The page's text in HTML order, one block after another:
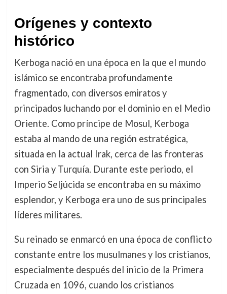
Orígenes y contexto
histórico
Kerboga nació en una época en la que el mundo
islámico se encontraba profundamente
fragmentado, con diversos emiratos y
principados luchando por el dominio en el Medio
Oriente. Como príncipe de Mosul, Kerboga
estaba al mando de una región estratégica,
situada en la actual Irak, cerca de las fronteras
con Siria y Turquía. Durante este periodo, el
Imperio Seljúcida se encontraba en su máximo
esplendor, y Kerboga era uno de sus principales
líderes militares.
Su reinado se enmarcó en una época de conflicto
constante entre los musulmanes y los cristianos,
especialmente después del inicio de la Primera
Cruzada en 1096, cuando los cristianos